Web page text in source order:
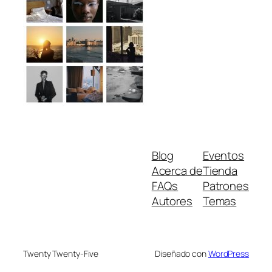
Blog
Acerca de
FAQs
Autores
Eventos
Tienda
Patrones
Temas
Twenty Twenty-Five Diseñado conWordPress